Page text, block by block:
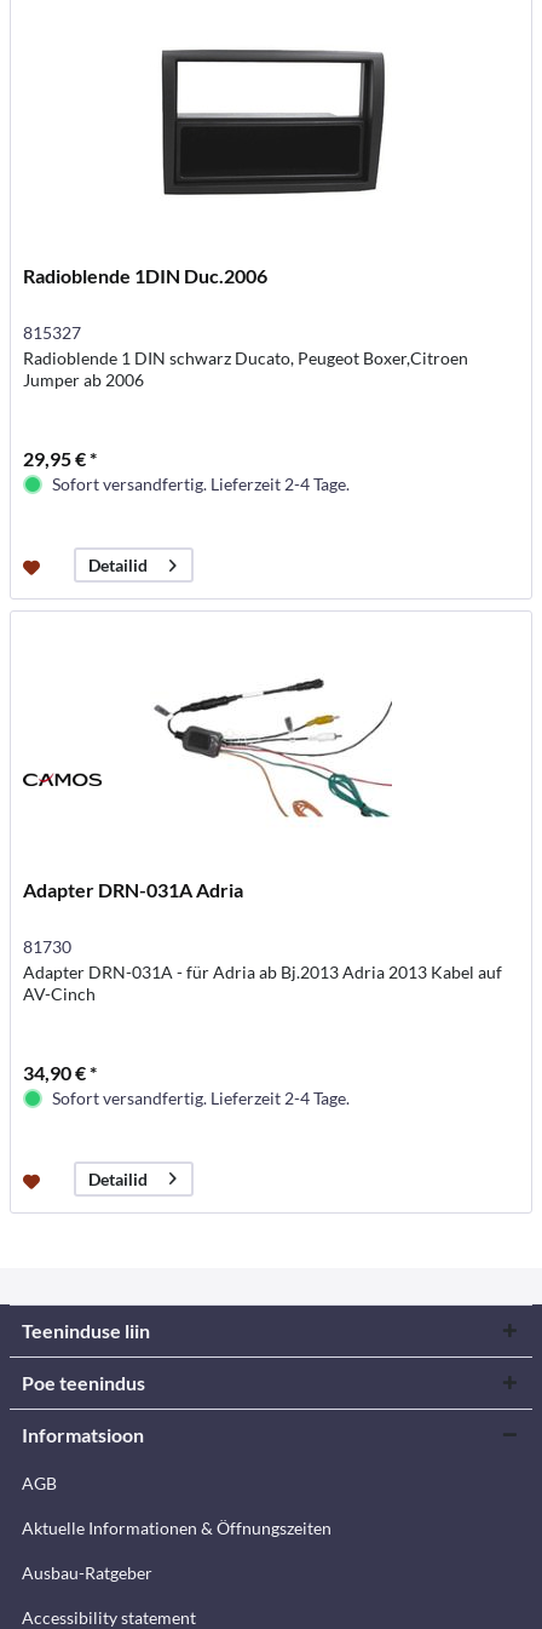
Radioblende 1DIN Duc.2006
815327
Radioblende 1 DIN schwarz Ducato, Peugeot Boxer,Citroen
Jumper ab 2006
29,95 € *
Sofort versandfertig. Lieferzeit 2-4 Tage.
Detailid
Adapter DRN-031A Adria
81730
Adapter DRN-031A - für Adria ab Bj.2013 Adria 2013 Kabel auf
AV-Cinch
34,90 € *
Sofort versandfertig. Lieferzeit 2-4 Tage.
Detailid
Teeninduse liin
Poe teenindus
Informatsioon
AGB
Aktuelle Informationen & Öffnungszeiten
Ausbau-Ratgeber
Accessibility statement